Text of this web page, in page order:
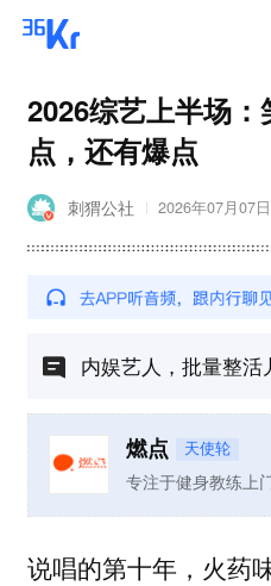
2026综艺上半场
点，还有爆点
刺猬公社 2026年07月07
内娱艺人，批量整活
燃点 天使轮
专注于健身教练上
说唱的第十年，火药